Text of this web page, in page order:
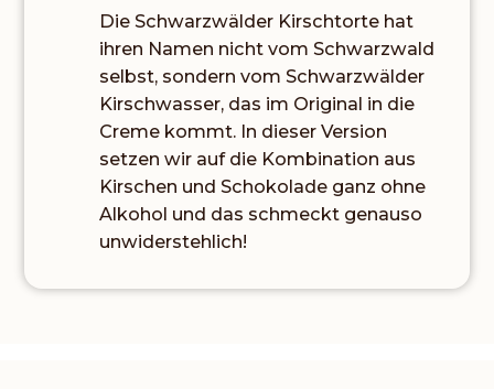
Die Schwarzwälder Kirschtorte hat
ihren Namen nicht vom Schwarzwald
selbst, sondern vom Schwarzwälder
Kirschwasser, das im Original in die
Creme kommt. In dieser Version
setzen wir auf die Kombination aus
Kirschen und Schokolade ganz ohne
Alkohol und das schmeckt genauso
unwiderstehlich!